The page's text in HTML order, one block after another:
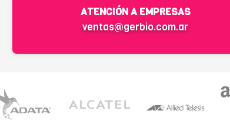
ATENCIÓN A EMPRESAS
ventas@gerbio.com.ar